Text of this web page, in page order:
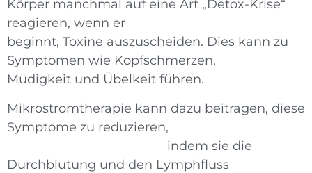
Körper manchmal auf eine Art „Detox-Krise“
reagieren, wenn er
beginnt, Toxine auszuscheiden. Dies kann zu
Symptomen wie Kopfschmerzen,
Müdigkeit und Übelkeit führen.
Mikrostromtherapie kann dazu beitragen, diese
Symptome zu reduzieren,
indem sie die
Durchblutung und den Lymphfluss